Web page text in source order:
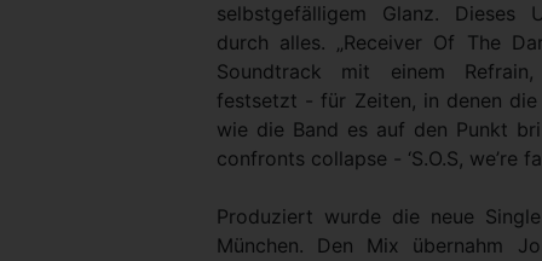
selbstgefälligem Glanz. Dieses
durch alles. „Receiver Of The
Soundtrack mit einem
festsetzt - für Zeiten, in denen die
wie die Band es auf den Punkt
confronts collapse - ‘S.O.S, we’re
Produziert wurde die neue
München. Den Mix übernahm